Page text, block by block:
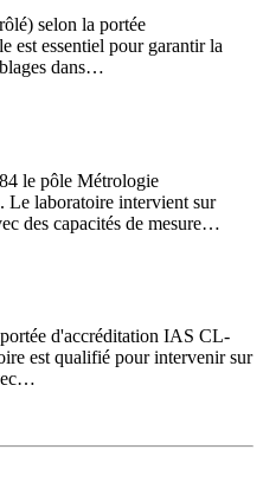
selon la portée
est essentiel pour garantir la
dans…
le pôle Métrologie
laboratoire intervient sur
des capacités de mesure…
d'accréditation IAS CL-
est qualifié pour intervenir sur